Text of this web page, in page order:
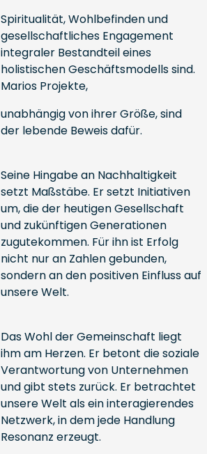
Spiritualität, Wohlbefinden und
gesellschaftliches Engagement
integraler Bestandteil eines
holistischen Geschäftsmodells sind.
Marios Projekte,
unabhängig von ihrer Größe, sind
der lebende Beweis dafür.
Seine Hingabe an Nachhaltigkeit
setzt Maßstäbe. Er setzt Initiativen
um, die der heutigen Gesellschaft
und zukünftigen Generationen
zugutekommen. Für ihn ist Erfolg
nicht nur an Zahlen gebunden,
sondern an den positiven Einfluss auf
unsere Welt.
Das Wohl der Gemeinschaft liegt
ihm am Herzen. Er betont die soziale
Verantwortung von Unternehmen
und gibt stets zurück. Er betrachtet
unsere Welt als ein interagierendes
Netzwerk, in dem jede Handlung
Resonanz erzeugt.